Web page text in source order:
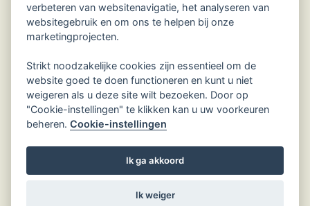
Privacyverklaring
Cookie instellingen
Exceptional Kids Fonds
verbeteren van websitenavigatie, het analyseren van
websitegebruik en om ons te helpen bij onze
marketingprojecten.
Strikt noodzakelijke cookies zijn essentieel om de
website goed te doen functioneren en kunt u niet
weigeren als u deze site wilt bezoeken. Door op
"Cookie-instellingen" te klikken kan u uw voorkeuren
beheren.Cookie-instellingen
Ik ga akkoord
Ik weiger